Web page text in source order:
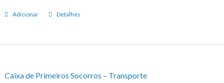
Adicionar Detalhes
Caixa de Primeiros Socorros – Transporte